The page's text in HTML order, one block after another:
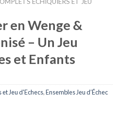
en Wenge &
– Un Jeu
et Enfants
Jeu d'Echecs,Ensembles Jeu d’Échec